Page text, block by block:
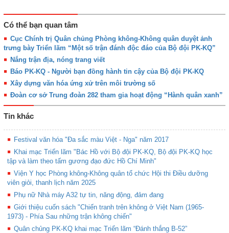
Có thể bạn quan tâm
Cục Chính trị Quân chủng Phòng không-Không quân duyệt ảnh
trưng bày Triển lãm “Một số trận đánh độc đáo của Bộ đội PK-KQ”
Nắng trận địa, nóng trang viết
Báo PK-KQ - Người bạn đồng hành tin cậy của Bộ đội PK-KQ
Xây dựng văn hóa ứng xử trên môi trường số
Đoàn cơ sở Trung đoàn 282 tham gia hoạt động “Hành quân xanh”
Tin khác
Festival văn hóa "Đa sắc màu Việt - Nga" năm 2017
Khai mạc Triển lãm "Bác Hồ với Bộ đội PK-KQ, Bộ đội PK-KQ học
tập và làm theo tấm gương đạo đức Hồ Chí Minh"
Viện Y học Phòng không-Không quân tổ chức Hội thi Điều dưỡng
viên giỏi, thanh lịch năm 2025
Phụ nữ Nhà máy A32 tự tin, năng động, đảm đang
Giới thiệu cuốn sách "Chiến tranh trên không ở Việt Nam (1965-
1973) - Phía Sau những trận không chiến"
Quân chủng PK-KQ khai mạc Triển lãm “Đánh thắng B-52”